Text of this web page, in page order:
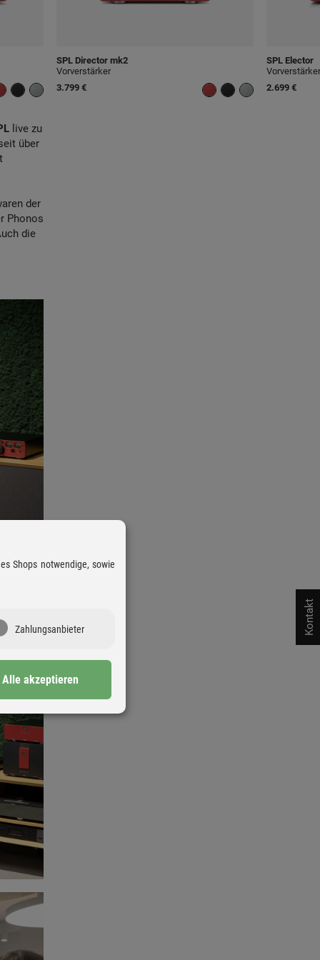
SPL Director mk2
Vorverstärker
3.799 €
SPL Elector
Vorverstärker
2.699 €
live zu
über
der
Phonos
die
Kontakt
Shops notwendige, sowie
Zahlungsanbieter
Alle akzeptieren